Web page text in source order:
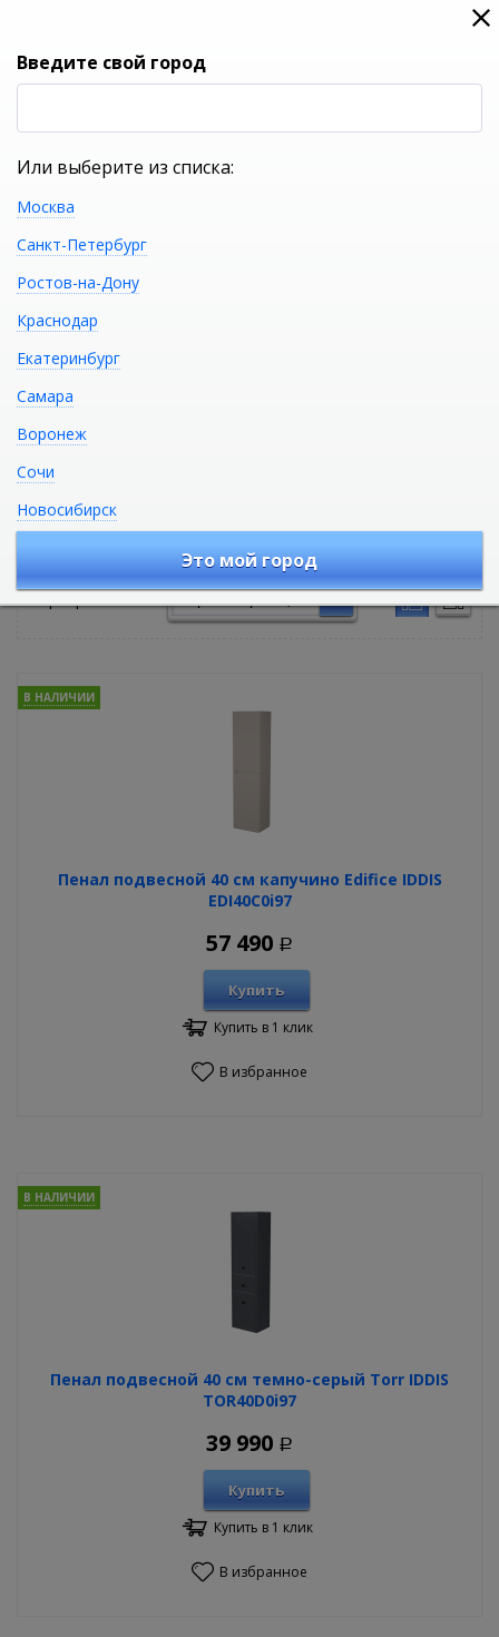
0
Пеналы для ванной комнаты
Сортировать по:
Пенал подвесной 40 см капучино Edifice IDDIS
EDI40C0i97
В НАЛИЧИИ
57 490 Р
Купить
Купить в 1 клик
В избранное
Пенал подвесной 40 см темно-серый Torr IDDIS
TOR40D0i97
В НАЛИЧИИ
39 990 Р
Купить
Купить в 1 клик
В избранное
Введите свой город
Или выберите из списка:
Москва
Санкт-Петербург
Ростов-на-Дону
Краснодар
Екатеринбург
Самара
Воронеж
Сочи
Новосибирск
Это мой город